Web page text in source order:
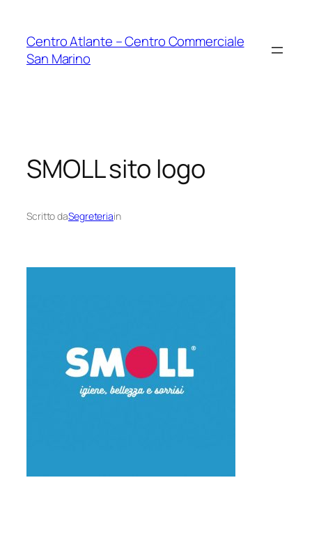
contenuto
Centro Atlante – Centro Commerciale
San Marino
SMOLL sito logo
Scritto daSegreteriain